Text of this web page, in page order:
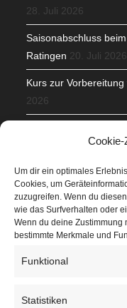
Cookie-
Um dir ein optimales
Cookies, um
zuzugreifen. Wenn du
wie das Surfverhalten oder
Wenn du deine Zustimmung
bestimmte Merkmale und
Funktional
Statistiken
28. Juli 2026
Saisonabschluss
Ratingen 20. Juli 2026
Kurs zur
2026
Veranstaltungen
Höffner Run